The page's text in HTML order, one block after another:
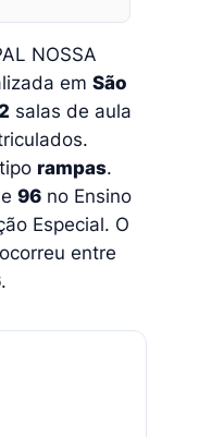
NOSSA
em São
salas de aula
rampas.
96 no Ensino
Especial. O
entre
.